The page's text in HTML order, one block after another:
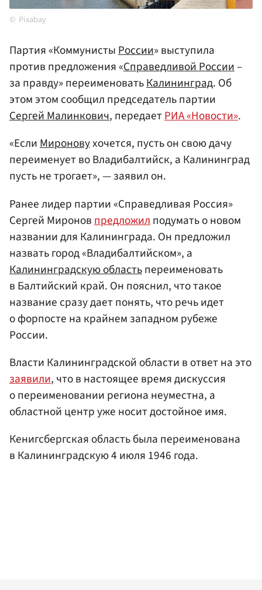
Pixabay
Партия «КоммунистыРоссии» выступила
против предложения «Справедливой России–
за правду» переименоватьКалининград. Об
этом этом сообщил председатель партии
Сергей Малинкович, передаетРИА «Новости».
«ЕслиМироновухочется, пусть он свою дачу
переименует во Владибалтийск, а Калининград
пусть не трогает», — заявил он.
Ранее лидер партии «Справедливая Россия»
Сергей Миронов предложил подумать о новом
названии для Калининграда. Он предложил
назвать город «Владибалтийском», а
Калининградскую областьпереименовать
в Балтийский край. Он пояснил, что такое
название сразу дает понять, что речь идет
о форпосте на крайнем западном рубеже
России.
Власти Калининградской области в ответ на это
заявили, что в настоящее время дискуссия
о переименовании региона неуместна, а
областной центр уже носит достойное имя.
Кенигсбергская область была переименована
в Калининградскую 4 июля 1946 года.